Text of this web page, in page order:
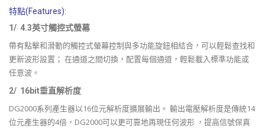
特點(Features):
1/ 4.3英寸觸控式螢幕
帶有點擊和滑動的觸控式螢幕控制與多功能旋鈕相結合，可以輕鬆查找和
更新波形設置； 在通道之間切換，配置每個通道，輕鬆載入標準功能或
任意波。
2/ 16bit垂直解析度
DG2000系列產生器以16位元解析度擴展輸出。 輸出電壓解析度是傳統14
位元產生器的4倍，DG2000可以更可靠地再現任何波形 ，提高信號保真